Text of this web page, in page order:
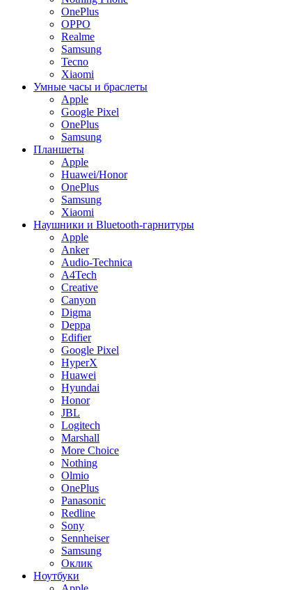
OnePlus
OPPO
Realme
Samsung
Tecno
Xiaomi
Умные часы и браслеты
Apple
Google Pixel
OnePlus
Samsung
Планшеты
Apple
Huawei/Honor
OnePlus
Samsung
Xiaomi
Наушники и Bluetooth-гарнитуры
Apple
Anker
Audio-Technica
A4Tech
Creative
Canyon
Digma
Deppa
Edifier
Google Pixel
HyperX
Huawei
Hyundai
Honor
JBL
Logitech
Marshall
More Choice
Nothing
Olmio
OnePlus
Panasonic
Redline
Sony
Sennheiser
Samsung
Оклик
Ноутбуки